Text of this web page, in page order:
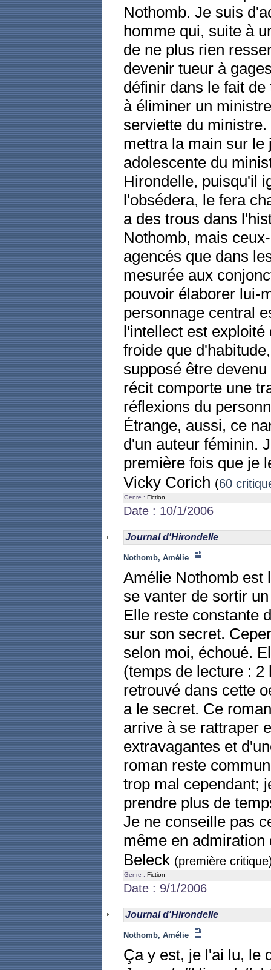
Nothomb. Je suis
homme qui, suite à
de ne plus rien
devenir tueur à
définir dans le fait
à éliminer un
serviette du
mettra la main sur le
adolescente du
Hirondelle, puisqu'il
l'obsédera, le fera
a des trous dans
Nothomb, mais
agencés que dans
mesurée aux
pouvoir élaborer lui-
personnage central
l'intellect est
froide que
supposé être
récit comporte une
réflexions du
Étrange, aussi, ce
d'un auteur féminin.
première fois que je
Vicky Corich (60
Genre : Fiction
Date : 10/1/2006
Journal d'Hirondelle
Nothomb, Amélie
Amélie Nothomb est
se vanter de sortir
Elle reste constante
sur son secret.
selon moi, échoué.
(temps de lecture :
retrouvé dans cette
a le secret. Ce
arrive à se rattraper
extravagantes et
roman reste
trop mal cependant;
prendre plus de
Je ne conseille pas
même en admiration
Beleck (première
Genre : Fiction
Date : 9/1/2006
Journal d'Hirondelle
Nothomb, Amélie
Ça y est, je l'ai lu, le